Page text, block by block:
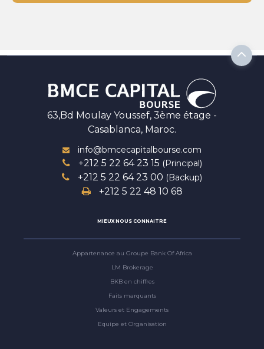
63,Bd Moulay Youssef, 3ème étage -
Casablanca, Maroc.
info@bmcecapitalbourse.com
+212 5 22 64 23 15 (Principal)
+212 5 22 64 23 00 (Backup)
+212 5 22 48 10 68
MIEUX NOUS CONNAITRE
Appartenance au Groupe Bank Of Africa
LM Brokerage
BKB en chiffres
Faits marquants
Valeurs et Engagements
Equipe et Organisation